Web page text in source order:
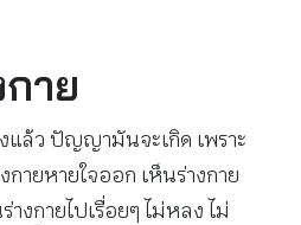
าย
ล้ว ปัญญามันจะเกิด เพราะ
กายหายใจออก เห็นร่างกาย
างกายไปเรื่อยๆ ไม่หลง ไม่